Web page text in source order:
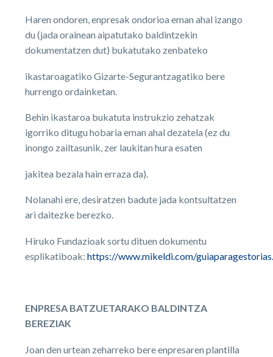
Haren ondoren, enpresak ondorioa eman ahal izango
du (jada orainean aipatutako baldintzekin
dokumentatzen dut) bukatutako zenbateko
ikastaroagatiko Gizarte-Segurantzagatiko bere
hurrengo ordainketan.
Behin ikastaroa bukatuta instrukzio zehatzak
igorriko ditugu hobaria eman ahal dezatela (ez du
inongo zailtasunik, zer laukitan hura esaten
jakitea bezala hain erraza da).
Nolanahi ere, desiratzen badute jada kontsultatzen
ari daitezke berezko.
Hiruko Fundazioak sortu dituen dokumentu
esplikatiboak: https://www.mikeldi.com/
ENPRESA BATZUETARAKO BALDINTZA
BEREZIAK
Joan den urtean zeharreko bere enpresaren plantilla